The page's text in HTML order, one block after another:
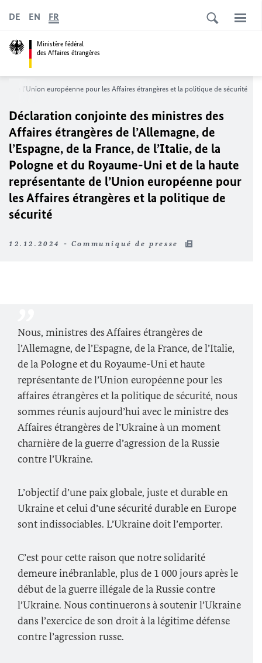
Ministère fédéral
des Affaires étrangères
DE EN FR
de l’Union européenne pour les Affaires étrangères et la politique de sécurité
Déclaration conjointe des ministres des
Affaires étrangères de l’Allemagne, de
l’Espagne, de la France, de l’Italie, de la
Pologne et du Royaume-Uni et de la haute
représentante de l’Union européenne pour
les Affaires étrangères et la politique de
sécurité
12.12.2024 - Communiqué de presse
Nous, ministres des Affaires étrangères de
l’Allemagne, de l’Espagne, de la France, de l’Italie,
de la Pologne et du Royaume-Uni et haute
représentante de l’Union européenne pour les
affaires étrangères et la politique de sécurité, nous
sommes réunis aujourd’hui avec le ministre des
Affaires étrangères de l’Ukraine à un moment
charnière de la guerre d’agression de la Russie
contre l’Ukraine.
L’objectif d’une paix globale, juste et durable en
Ukraine et celui d’une sécurité durable en Europe
sont indissociables. L’Ukraine doit l’emporter.
C’est pour cette raison que notre solidarité
demeure inébranlable, plus de 1 000 jours après le
début de la guerre illégale de la Russie contre
l’Ukraine. Nous continuerons à soutenir l’Ukraine
dans l’exercice de son droit à la légitime défense
contre l’agression russe.